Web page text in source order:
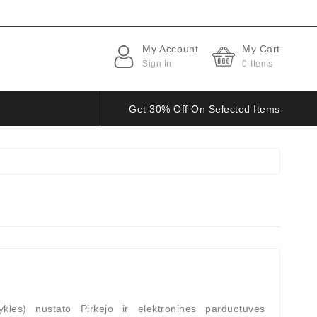
My Account
Sign In
My Cart
0 Items
Get 30% Off On Selected Items
nustato Pirkėjo ir elektroninės parduotuvės